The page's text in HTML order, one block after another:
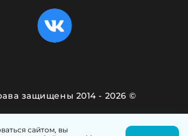
защищены 2014 - 2026 ©
сайтом, вы